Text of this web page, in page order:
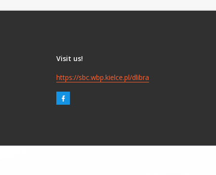
Visit us!
https://sbc.wbp.kielce.pl/dlibra